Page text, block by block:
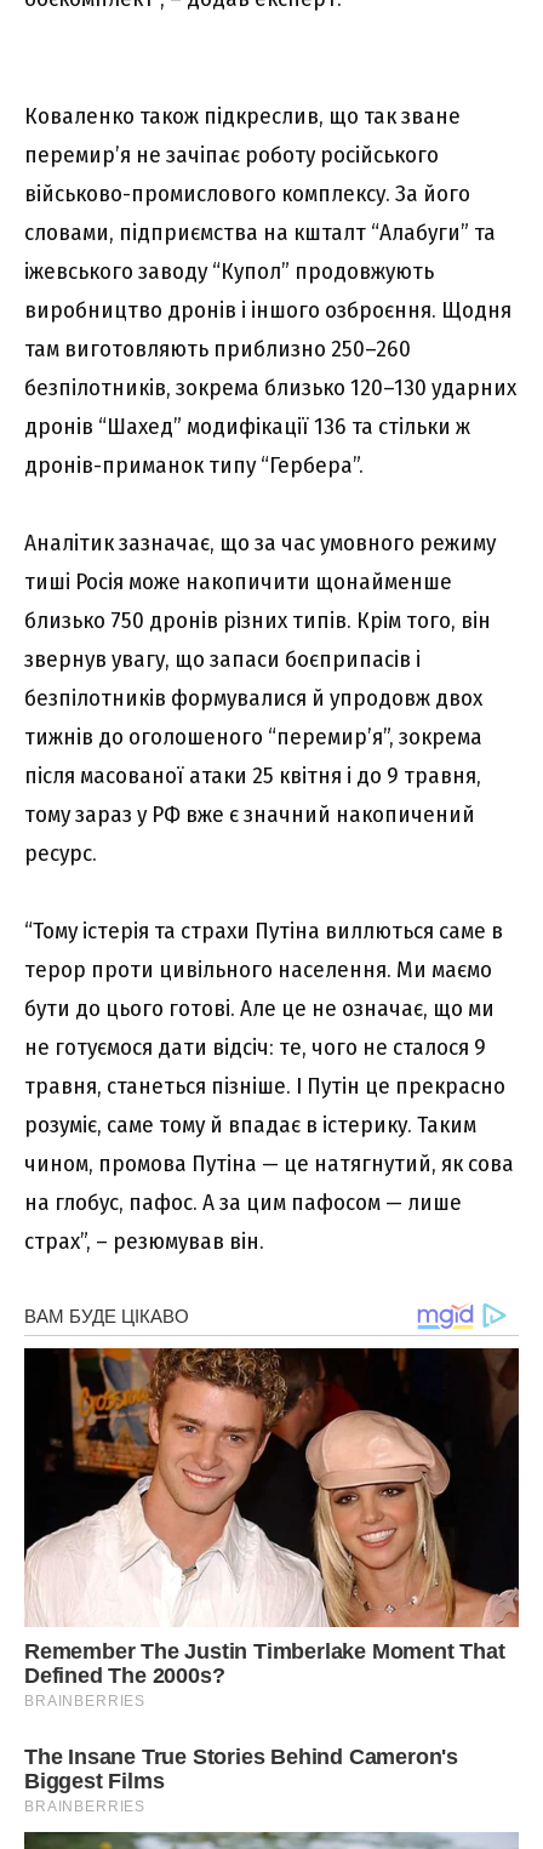
Коваленко також підкреслив, що так зване
перемир’я не зачіпає роботу російського
військово-промислового комплексу. За його
словами, підприємства на кшталт “Алабуги” та
іжевського заводу “Купол” продовжують
виробництво дронів і іншого озброєння. Щодня
там виготовляють приблизно 250–260
безпілотників, зокрема близько 120–130 ударних
дронів “Шахед” модифікації 136 та стільки ж
дронів-приманок типу “Гербера”.
Аналітик зазначає, що за час умовного режиму
тиші Росія може накопичити щонайменше
близько 750 дронів різних типів. Крім того, він
звернув увагу, що запаси боєприпасів і
безпілотників формувалися й упродовж двох
тижнів до оголошеного “перемир’я”, зокрема
після масованої атаки 25 квітня і до 9 травня,
тому зараз у РФ вже є значний накопичений
ресурс.
“Тому істерія та страхи Путіна виллються саме в
терор проти цивільного населення. Ми маємо
бути до цього готові. Але це не означає, що ми
не готуємося дати відсіч: те, чого не сталося 9
травня, станеться пізніше. І Путін це прекрасно
розуміє, саме тому й впадає в істерику. Таким
чином, промова Путіна — це натягнутий, як сова
на глобус, пафос. А за цим пафосом — лише
страх”, – резюмував він.